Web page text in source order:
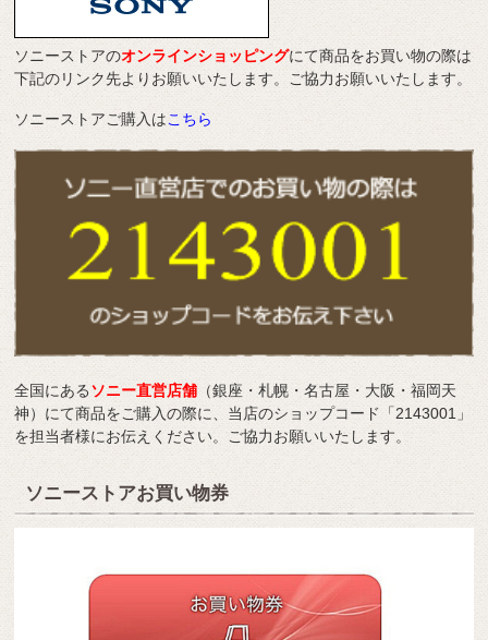
ソニーストアのオンラインショッピングにて商品をお買い物の際は
下記のリンク先よりお願いいたします。ご協力お願いいたします。
ソニーストアご購入はこちら
全国にあるソニー直営店舗 （銀座・札幌・名古屋・大阪・福岡天
神）にて商品をご購入の際に、当店のショップコード「2143001」
を担当者様にお伝えください。ご協力お願いいたします。
ソニーストアお買い物券